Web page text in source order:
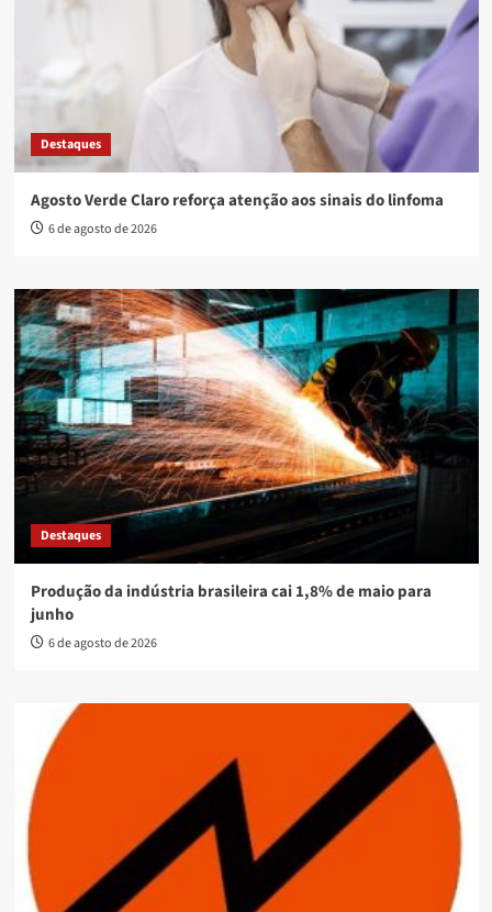
Destaques
Agosto Verde Claro reforça atenção aos sinais do linfoma
6 de agosto de 2026
Destaques
Produção da indústria brasileira cai 1,8% de maio para
junho
6 de agosto de 2026